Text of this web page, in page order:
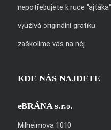
nepotřebujete k ruce "ajťáka"
využívá originální grafiku
zaškolíme vás na něj
KDE NÁS NAJDETE
eBRÁNA s.r.o.
Milheimova 1010